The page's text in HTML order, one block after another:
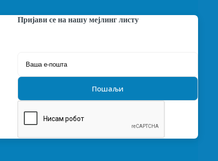
Пријави се на нашу мејлинг листу